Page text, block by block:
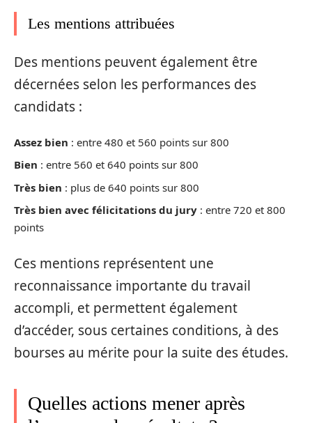
Les mentions attribuées
Des mentions peuvent également être
décernées selon les performances des
candidats :
Assez bien : entre 480 et 560 points sur 800
Bien : entre 560 et 640 points sur 800
Très bien : plus de 640 points sur 800
Très bien avec félicitations du jury : entre 720 et 800
points
Ces mentions représentent une
reconnaissance importante du travail
accompli, et permettent également
d’accéder, sous certaines conditions, à des
bourses au mérite pour la suite des études.
Quelles actions mener après